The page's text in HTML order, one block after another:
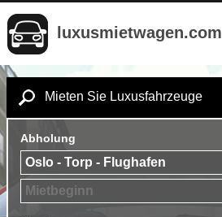
luxusmietwagen.com
Mieten Sie Luxusfahrzeuge
Abholung